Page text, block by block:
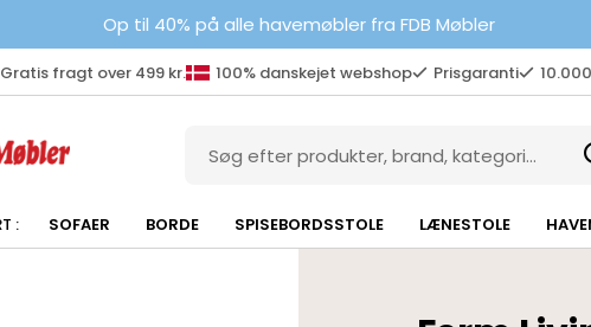
Op til 40% på alle havemøbler fra FDB Møbler
Gratis fragt over 499 kr. 100% danskejet webshop Prisgaranti
SOFAER BORDE SPISEBORDSSTOLE LÆNESTOLE